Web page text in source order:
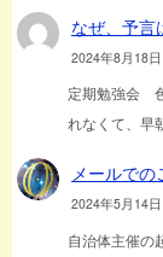
なぜ、予言
2024年8月18日
定期勉強会
れなくて、早
メールでの
2024年5月14日
自治体主催の